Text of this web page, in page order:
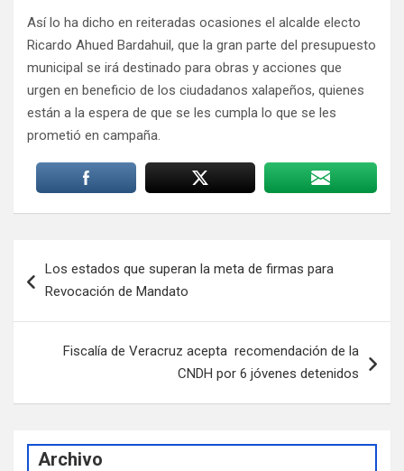
Así lo ha dicho en reiteradas ocasiones el alcalde electo
Ricardo Ahued Bardahuil, que la gran parte del presupuesto
municipal se irá destinado para obras y acciones que
urgen en beneficio de los ciudadanos xalapeños, quienes
están a la espera de que se les cumpla lo que se les
prometió en campaña.
de
Los estados que superan la meta de firmas para
Revocación de Mandato
Fiscalía de Veracruz acepta recomendación de la
CNDH por 6 jóvenes detenidos
Archivo